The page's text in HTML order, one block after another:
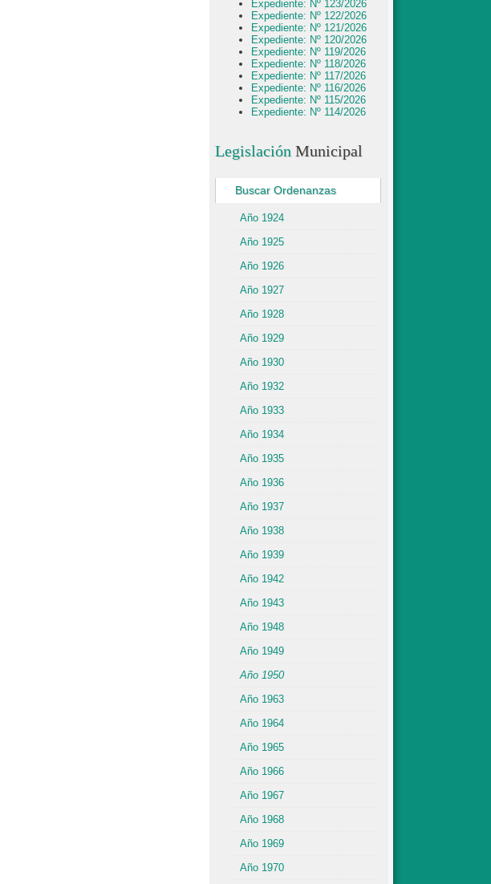
Expediente: Nº 123/2026
Expediente: Nº 122/2026
Expediente: Nº 121/2026
Expediente: Nº 120/2026
Expediente: Nº 119/2026
Expediente: Nº 118/2026
Expediente: Nº 117/2026
Expediente: Nº 116/2026
Expediente: Nº 115/2026
Expediente: Nº 114/2026
Legislación Municipal
Buscar Ordenanzas
Año 1924
Año 1925
Año 1926
Año 1927
Año 1928
Año 1929
Año 1930
Año 1932
Año 1933
Año 1934
Año 1935
Año 1936
Año 1937
Año 1938
Año 1939
Año 1942
Año 1943
Año 1948
Año 1949
Año 1950
Año 1963
Año 1964
Año 1965
Año 1966
Año 1967
Año 1968
Año 1969
Año 1970